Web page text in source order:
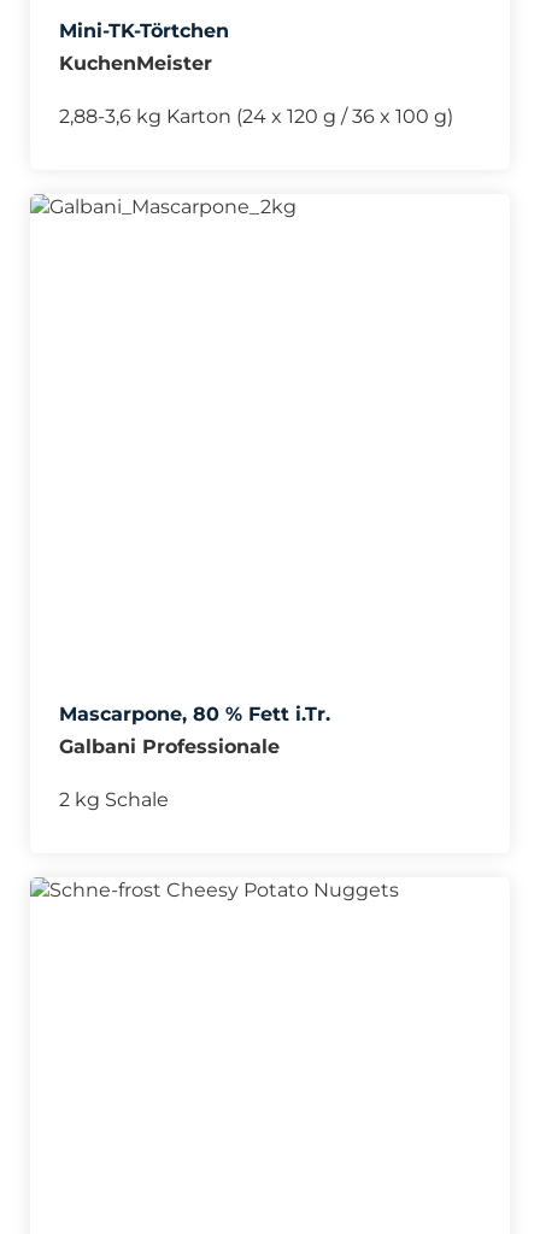
Mini-TK-Törtchen
KuchenMeister
2,88-3,6 kg Karton (24 x 120 g / 36 x 100 g)
Mascarpone, 80 % Fett i.Tr.
Galbani Professionale
2 kg Schale